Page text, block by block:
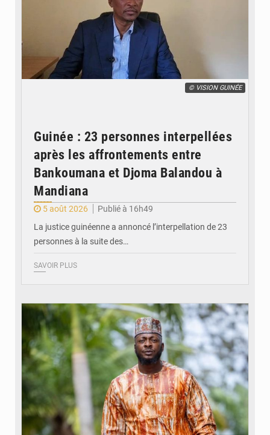
© VISION GUINÉE
Guinée : 23 personnes interpellées
après les affrontements entre
Bankoumana et Djoma Balandou à
Mandiana
5 août 2026
Publié à 16h49
La justice guinéenne a annoncé l’interpellation de 23
personnes à la suite des…
SAVOIR PLUS